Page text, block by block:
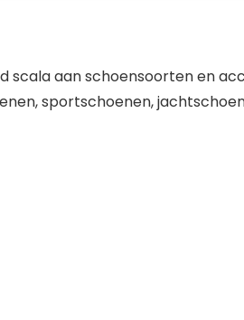
aan schoensoorten en
sportschoenen,